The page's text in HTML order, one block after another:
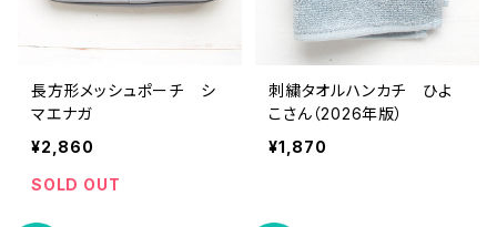
長方形メッシュポーチ シ
マエナガ
¥2,860
SOLD OUT
刺繍タオルハンカチ ひよ
こさん（2026年版）
¥1,870